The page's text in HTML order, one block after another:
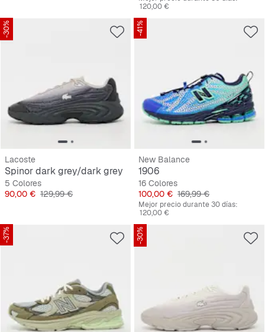
120,00 €
-30%
Lacoste
Spinor dark grey/dark grey
5 Colores
Precio
90,00 € Precio original
129,99 €
-41%
New Balance
1906
16 Colores
Precio
100,00 € Precio original
169,99 €
Mejor precio durante 30 días:
120,00 €
-37% -30%